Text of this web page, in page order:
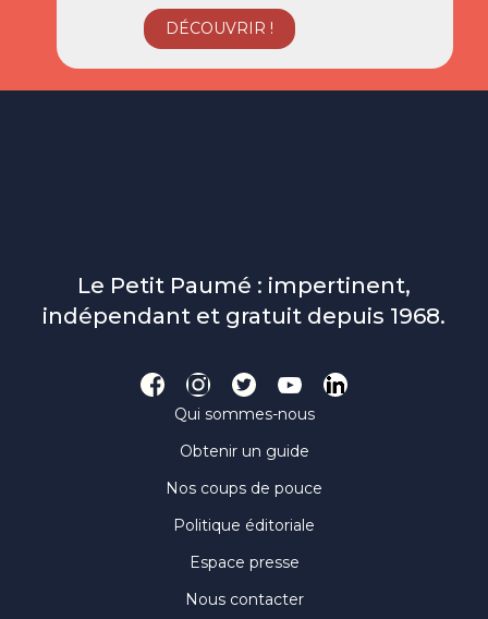
Le Petit Paumé : impertinent,
indépendant et gratuit depuis 1968.
Qui sommes-nous
Obtenir un guide
Nos coups de pouce
Politique éditoriale
Espace presse
Nous contacter